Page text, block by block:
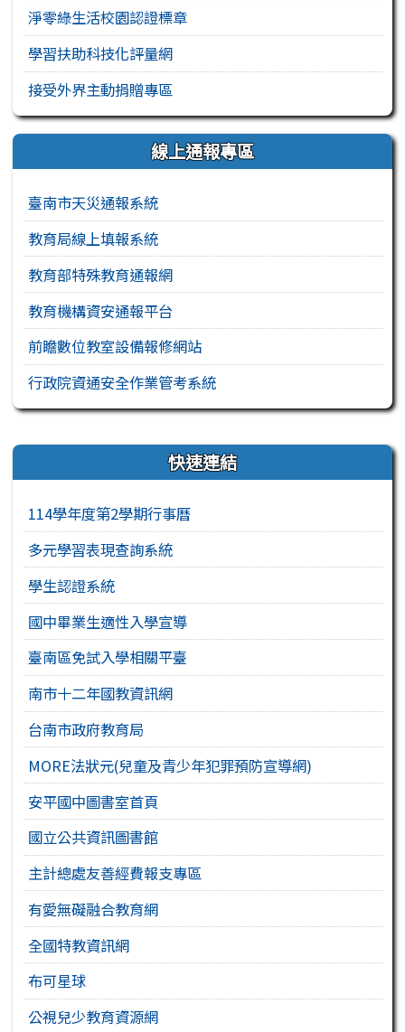
淨零綠生活校園認證標章
學習扶助科技化評量網
接受外界主動捐贈專區
線上通報專區
臺南市天災通報系統
教育局線上填報系統
教育部特殊教育通報網
教育機構資安通報平台
前瞻數位教室設備報修網站
行政院資通安全作業管考系統
右邊區域內容 快速連結
114學年度第2學期行事曆
多元學習表現查詢系統
學生認證系統
國中畢業生適性入學宣導
臺南區免試入學相關平臺
南市十二年國教資訊網
台南市政府教育局
MORE法狀元(兒童及青少年犯罪預防宣導網)
安平國中圖書室首頁
國立公共資訊圖書館
主計總處友善經費報支專區
有愛無礙融合教育網
全國特教資訊網
布可星球
公視兒少教育資源網